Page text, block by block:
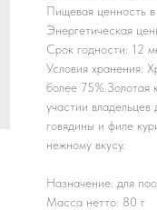
Пищевая ценность в
Энергетическая
Срок годности: 12
Условия хранения:
более 75%.Золотая
участии
говядины и филе
нежному вкусу.
Назначение: для
Масса нетто: 80 г